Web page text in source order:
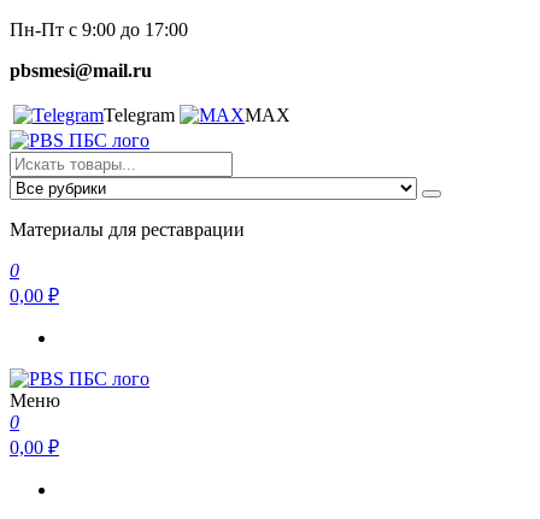
Перейти
содержимому
Пн-Пт с 9:00 до 17:00
pbsmesi@mail.ru
Telegram MAX
Пескобетон. Смеси
Материалы для реставрации
Материалы для реставрации
0
0,00 ₽
Пескобетон. Смеси
Материалы для реставрации
Меню
0
0,00 ₽